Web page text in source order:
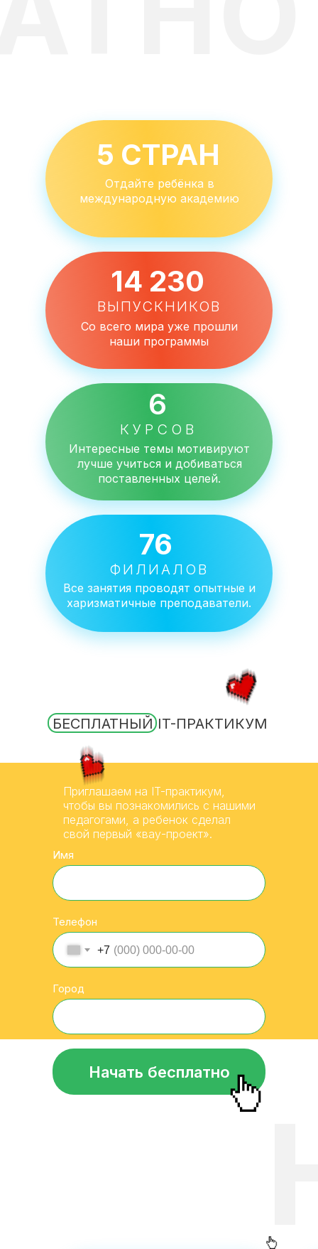
Отдайте ребёнка в
международную академию
Со всего мира уже прошли
наши программы
Интересные темы мотивируют
лучше учиться и добиваться
поставленных целей.
Все занятия проводят опытные и
харизматичные преподаватели.
76
ФИЛИАЛОВ
6
КУРСОВ
5 СТРАН
14 230
ВЫПУСКНИКОВ
Приглашаем на IT-практикум,
чтобы вы познакомились с нашими
педагогами, а ребенок сделал
свой первый «вау-проект».
БЕСПЛАТНЫЙ IT-ПРАКТИКУМ
Имя
Телефон
+7
Город
Начать бесплатно